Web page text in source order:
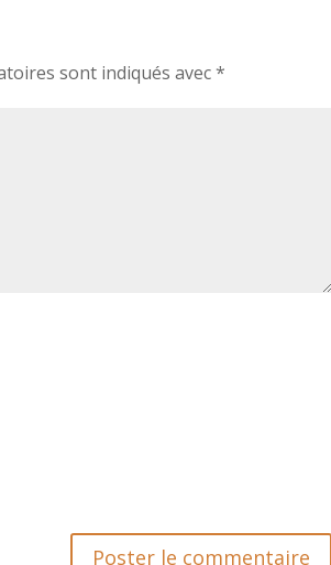
sont indiqués avec*